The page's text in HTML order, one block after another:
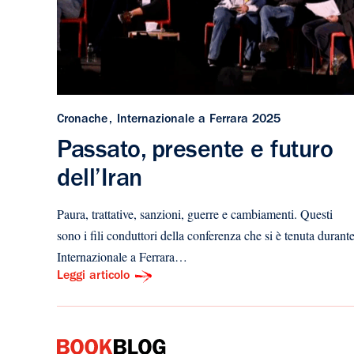
Cronache Internazionale a Ferrara 2025
Passato, presente e futuro
dell’Iran
Paura, trattative, sanzioni, guerre e cambiamenti. Questi
sono i fili conduttori della conferenza che si è tenuta durante
Internazionale a Ferrara…
Leggi articolo